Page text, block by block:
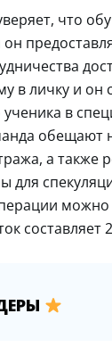
что
в личку и он
в
обещают
а также
для
можно
составляет